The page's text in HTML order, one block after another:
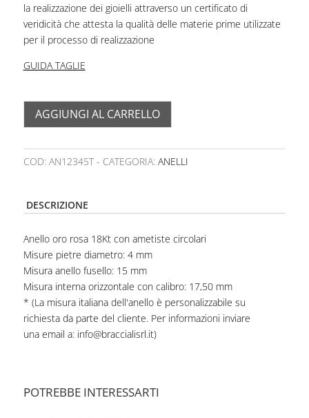
la realizzazione dei gioielli attraverso un certificato di
veridicità che attesta la qualità delle materie prime utilizzate
per il processo di realizzazione
GUIDA TAGLIE
AGGIUNGI AL CARRELLO
COD: AN12345T CATEGORIA: ANELLI
DESCRIZIONE
Anello oro rosa 18Kt con ametiste circolari
Misure pietre diametro: 4 mm
Misura anello fusello: 15 mm
Misura interna orizzontale con calibro: 17,50 mm
* (La misura italiana dell'anello è personalizzabile su
richiesta da parte del cliente. Per informazioni inviare
una email a: info@braccialisrl.it)
POTREBBE INTERESSARTI